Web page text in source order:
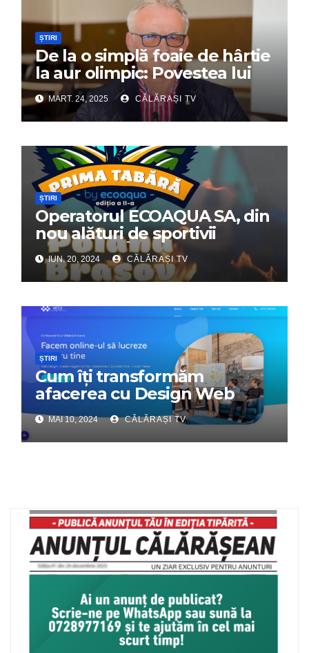
ȘTIRI
De la o simplă foaie de hârtie
la aur olimpic: Povestea lui
Dumitru Chirilă
MART. 24, 2025 CĂLĂRAȘI TV
ȘTIRI
Operatorul ECOAQUA SA, din
nou alături de sportivii
călărășeni. Începe „Prima
Tabără”!
IUN. 20, 2024 CĂLĂRAȘI TV
ȘTIRI
Cum îți transformăm
afacerea cu Design Web
Interactiv – Partenerul tău
digital de încredere
MAI 10, 2024 CĂLĂRAȘI TV